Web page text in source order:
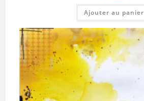
Ajouter au panier